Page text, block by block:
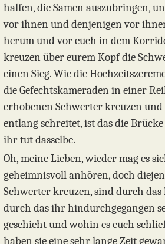
halfen, die Samen auszubringen,
vor ihnen und denjenigen vor
herum und vor euch in dem
kreuzen über eurem Kopf die
einen Sieg. Wie die
die Gefechtskameraden in einer
erhobenen Schwerter kreuzen
entlang schreitet, ist das die
ihr tut dasselbe.
Oh, meine Lieben, wieder mag es
geheimnisvoll anhören, doch
Schwerter kreuzen, sind durch
durch das ihr hindurchgegangen
geschieht und wohin es euch
haben sie eine sehr lange Zeit